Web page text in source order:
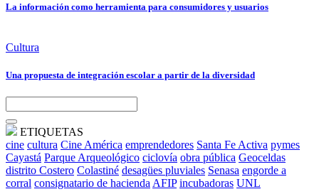
La información como herramienta para consumidores y usuarios
Cultura
Una propuesta de integración escolar a partir de la diversidad
ETIQUETAS
cine cultura Cine América emprendedores Santa Fe Activa pymes
Cayastá Parque Arqueológico ciclovía obra pública Geoceldas
distrito Costero Colastiné desagües pluviales Senasa engorde a
corral consignatario de hacienda AFIP incubadoras UNL